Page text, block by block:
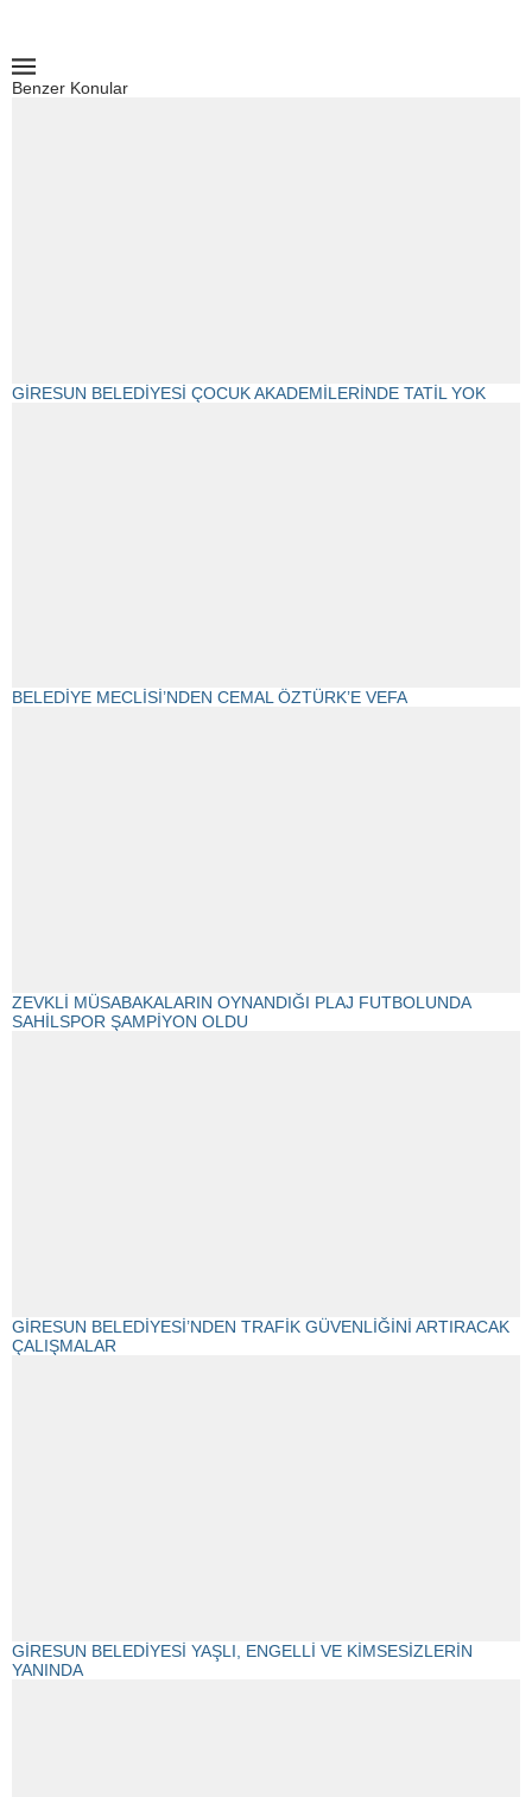
Benzer Konular
GİRESUN BELEDİYESİ ÇOCUK AKADEMİLERİNDE TATİL YOK
BELEDİYE MECLİSİ’NDEN CEMAL ÖZTÜRK’E VEFA
ZEVKLİ MÜSABAKALARIN OYNANDIĞI PLAJ FUTBOLUNDA
SAHİLSPOR ŞAMPİYON OLDU
GİRESUN BELEDİYESİ’NDEN TRAFİK GÜVENLİĞİNİ ARTIRACAK
ÇALIŞMALAR
GİRESUN BELEDİYESİ YAŞLI, ENGELLİ VE KİMSESİZLERİN
YANINDA